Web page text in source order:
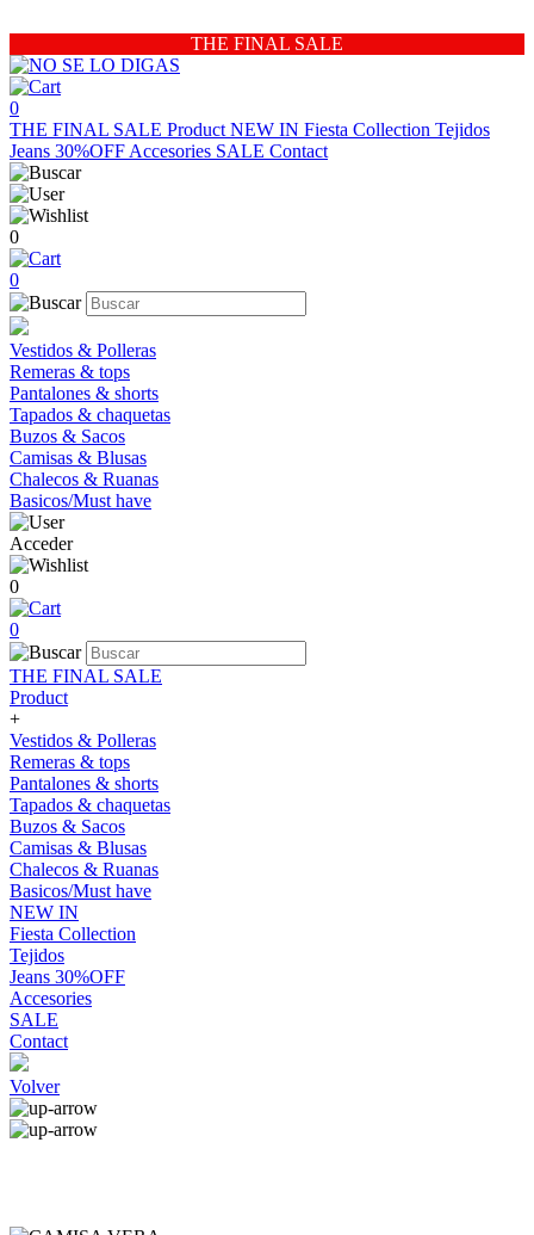
THE FINAL SALE
0
THE FINAL SALE Product NEW IN Fiesta Collection Tejidos
Jeans 30%OFF Accesories SALE Contact
0
0
Vestidos & Polleras
Remeras & tops
Pantalones & shorts
Tapados & chaquetas
Buzos & Sacos
Camisas & Blusas
Chalecos & Ruanas
Basicos/Must have
Acceder
0
0
THE FINAL SALE
Product
+
Vestidos & Polleras
Remeras & tops
Pantalones & shorts
Tapados & chaquetas
Buzos & Sacos
Camisas & Blusas
Chalecos & Ruanas
Basicos/Must have
NEW IN
Fiesta Collection
Tejidos
Jeans 30%OFF
Accesories
SALE
Contact
Volver